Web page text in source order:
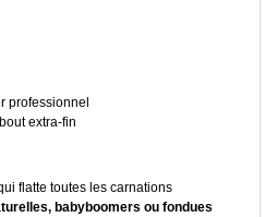
professionnel
extra-fin
flatte toutes les carnations
babyboomers ou fondues